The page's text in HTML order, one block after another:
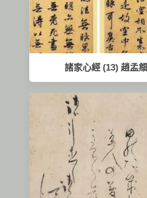
諸家心經 (13) 趙孟